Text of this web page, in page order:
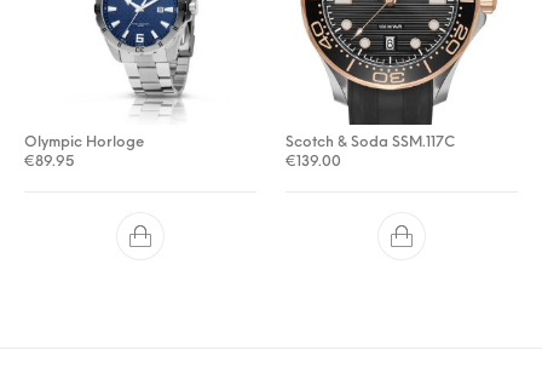
Olympic Horloge
€89.95
Scotch & Soda SSM.117C
€ 139.00